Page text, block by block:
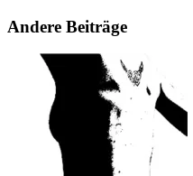
Andere Beiträge